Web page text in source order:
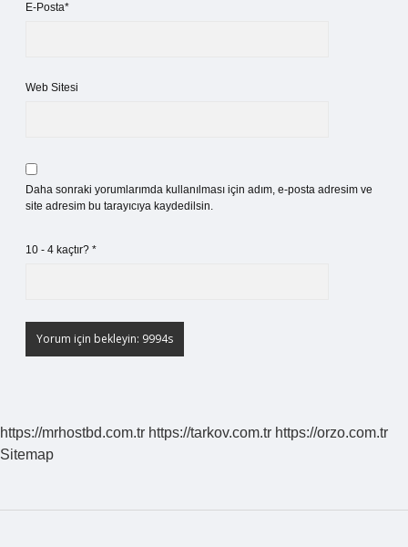
E-Posta*
Web Sitesi
Daha sonraki yorumlarımda kullanılması için adım, e-posta adresim ve
site adresim bu tarayıcıya kaydedilsin.
10 - 4 kaçtır? *
https://mrhostbd.com.tr https://tarkov.com.tr https://orzo.com.tr
Sitemap